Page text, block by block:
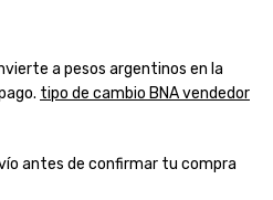
a pesos argentinos en la
tipo de cambio BNA vendedor
antes de confirmar tu compra